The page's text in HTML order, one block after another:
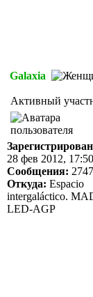
Galaxia
Активный
28 фев 2012, 17:50
Сообщения: 2747
Откуда: Espacio
intergaláctico.
LED-AGP